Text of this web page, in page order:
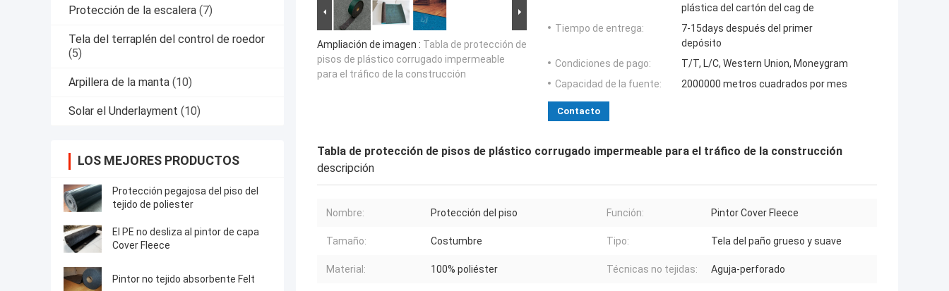
Protección de la escalera (7)
Tela del terraplén del control de roedor
(5)
Arpillera de la manta (10)
Solar el Underlayment (10)
LOS MEJORES PRODUCTOS
Protección pegajosa del piso del
tejido de poliester
El PE no desliza al pintor de capa
Cover Fleece
Pintor no tejido absorbente Felt
Ampliación de imagen : Tabla de protección de
pisos de plástico corrugado impermeable
para el tráfico de la construcción
plástica del cartón del cag de
Tiempo de entrega:
7-15days después del primer
depósito
Condiciones de pago:
T/T, L/C, Western Union, Moneygram
Capacidad de la fuente:
2000000 metros cuadrados por mes
Contacto
Tabla de protección de pisos de plástico corrugado impermeable para el tráfico de la construcción
descripción
Nombre: Protección del piso Función: Pintor Cover Fleece
Tamaño: Costumbre Tipo: Tela del paño grueso y suave
Material: 100% poliéster Técnicas no tejidas: Aguja-perforado